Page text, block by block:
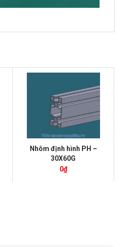
Nhôm định hình PH –
30X60G
0₫